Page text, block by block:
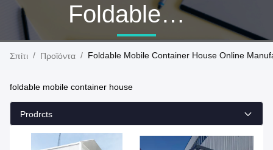
Foldable
Mobile
House ]
Match 7
Σπίτι / Προϊόντα / Foldable Mobile Container House Online
foldable mobile container house
Prodrcts